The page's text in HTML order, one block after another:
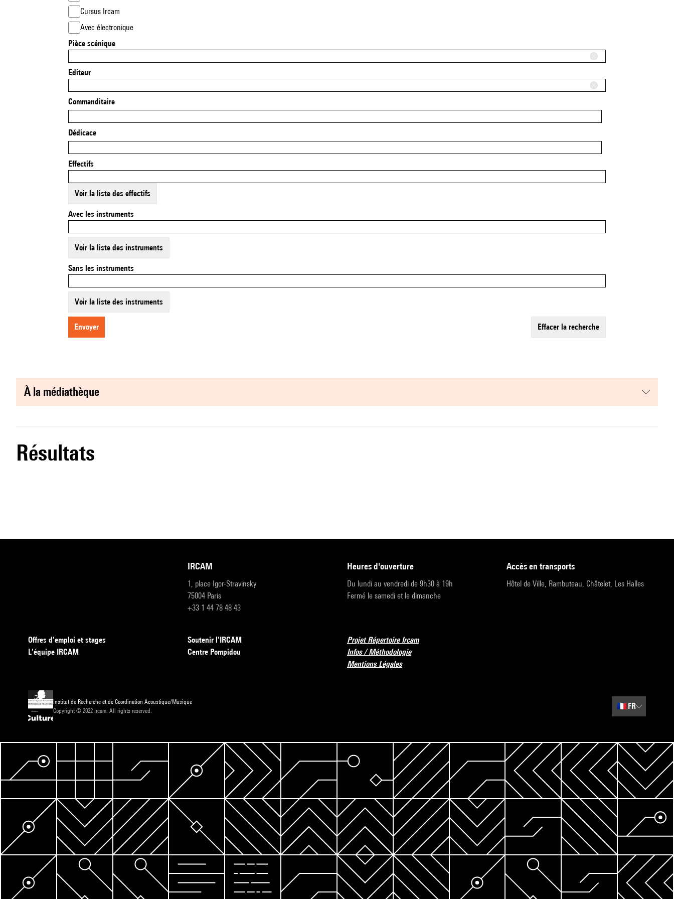
Cursus Ircam
Avec électronique
Pièce scénique
Editeur
Commanditaire
Dédicace
Effectifs
Voir la liste des effectifs
Avec les instruments
Voir la liste des instruments
Sans les instruments
Voir la liste des instruments
envoyer effacer la recherche
à la médiathèque
résultats
IRCAM
1, place Igor-Stravinsky
75004 Paris
+33 1 44 78 48 43
heures d'ouverture
Du lundi au vendredi de 9h30 à 19h
Fermé le samedi et le dimanche
accès en transports
Hôtel de Ville, Rambuteau, Châtelet, Les Halles
Offres d’emploi et stages
L’équipe IRCAM
Soutenir l’IRCAM
Centre Pompidou
Projet Répertoire Ircam
Infos / Méthodologie
Mentions Légales
Institut de Recherche et de Coordination Acoustique/Musique
Copyright © 2022 Ircam. All rights reserved.
🇫🇷 FR